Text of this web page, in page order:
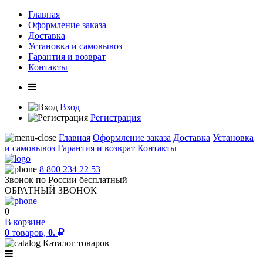
Главная
Оформление заказа
Доставка
Установка и самовывоз
Гарантия и возврат
Контакты
Вход
Регистрация
Главная Оформление заказа Доставка Установка
и самовывоз Гарантия и возврат Контакты
8 800 234 22 53
Звонок по России бесплатный
ОБРАТНЫЙ ЗВОНОК
0
В корзине
0 товаров, 0.
Каталог товаров